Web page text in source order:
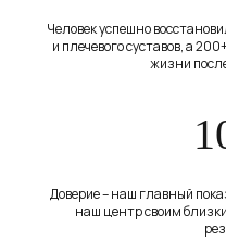
Человек успешно
и плечевого суставов, а
жизни
Доверие – наш главный
наш центр своим
ВЕРСИЯ ДЛЯ
Открыть в Я.Картах